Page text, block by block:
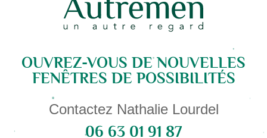
OUVREZ-VOUS DE NOUVELLES
FENÊTRES DE POSSIBILITÉS
Contactez Nathalie Lourdel
06 63 01 91 87